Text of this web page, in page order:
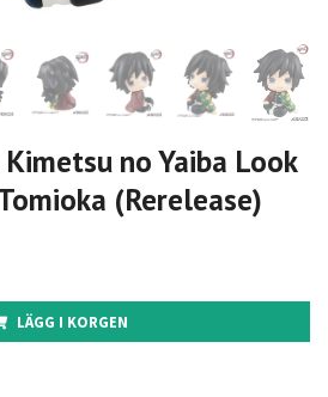
no Yaiba Look
(Rerelease)
LÄGG I KORGEN